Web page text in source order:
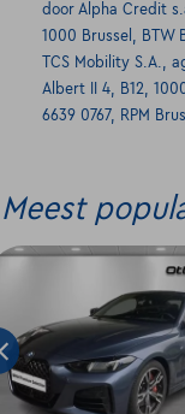
door Alpha Credit
1000 Brussel, BTW
TCS Mobility S.A.,
Albert II 4, B12,
6639 0767, RPM
Meest